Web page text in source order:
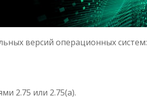
версий операционных систем:
2.75 или 2.75(a).